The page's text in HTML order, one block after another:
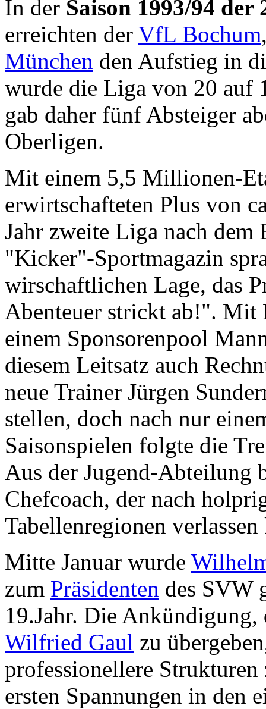
In der Saison 1993/94
erreichten der VfL Bochum
München den Aufstieg in
wurde die Liga von 20 auf
gab daher fünf Absteiger
Oberligen.
Mit einem 5,5 Millionen-
erwirtschafteten Plus von
Jahr zweite Liga nach dem
"Kicker"-Sportmagazin
wirschaftlichen Lage, das
Abenteuer strickt ab!". Mit
einem Sponsorenpool
diesem Leitsatz auch
neue Trainer Jürgen
stellen, doch nach nur
Saisonspielen folgte die
Aus der Jugend-Abteilung
Chefcoach, der nach
Tabellenregionen
Mitte Januar wurde
zum Präsidenten des SVW
19.Jahr. Die Ankündigung,
Wilfried Gaul zu
professionellere
ersten Spannungen in den